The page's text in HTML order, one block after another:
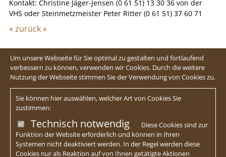
Kontakt: Christine Jäger-Jensen (0 61 51) 13 30 36 von der
VHS oder Steinmetzmeister Peter Ritter (0 61 51) 37 60 71
« zurück «
Um unsere Webseite für Sie optimal zu gestalten und fortlaufend
verbessern zu können, verwenden wir Cookies. Durch die weitere
Nutzung der Webseite stimmen Sie der Verwendung von Cookies zu.
Sie können hier auswählen, welcher Art von Cookies Sie
zustimmen:
Technisch notwendig
Diese Cookies sind zur
Funktion der Website erforderlich und können in Ihren
Systemen nicht deaktiviert werden. In der Regel werden diese
Cookies nur als Reaktion auf von Ihnen getätigte Aktionen